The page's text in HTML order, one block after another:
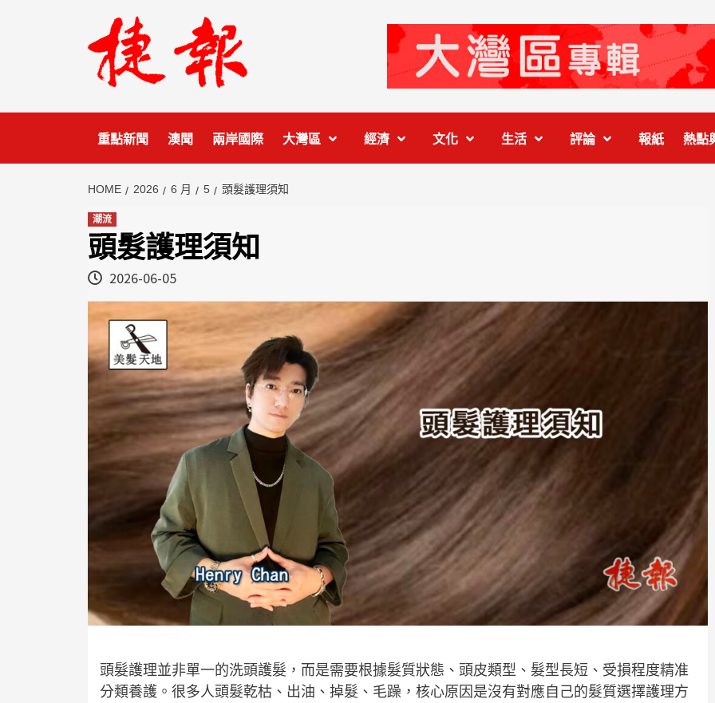
重點新聞 澳聞 兩岸國際 大灣區 經濟 文化 生活 評論 報紙 熱點
HOME 2026 6 月 5 頭髮護理須知
潮流
頭髮護理須知
2026-06-05
頭髮護理並非單一的洗頭護髮，而是需要根據髮質狀態、頭皮類型、髮型長短、受損程度精准
分類養護。很多人頭髮乾枯、出油、掉髮、毛躁，核心原因是沒有對應自己的髮質選擇護理方